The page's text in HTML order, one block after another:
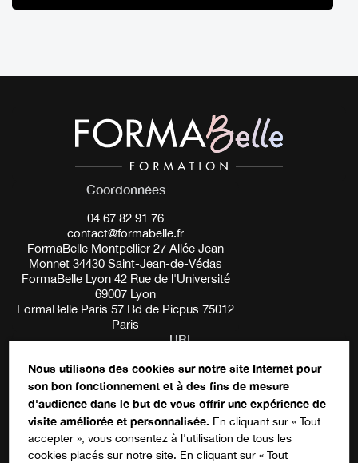
URL
Ce champ n’est utilisé qu’à des fins de
validation et devrait rester inchangé.
S'inscrire à notre newsletter
Coordonnées
04 67 82 91 76
contact@formabelle.fr
FormaBelle Montpellier 27 Allée Jean
Monnet 34430 Saint-Jean-de-Védas
FormaBelle Lyon 42 Rue de l'Université
69007 Lyon
FormaBelle Paris 57 Bd de Picpus 75012
Paris
Nous utilisons des cookies sur notre site Internet pour
son bon fonctionnement et à des fins de mesure
d'audience dans le but de vous offrir une expérience de
visite améliorée et personnalisée. En cliquant sur « Tout
accepter », vous consentez à l'utilisation de tous les
cookies placés sur notre site. En cliquant sur « Tout